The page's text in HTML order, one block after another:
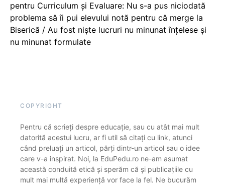
pentru Curriculum și Evaluare: Nu s-a pus niciodată
problema să îi pui elevului notă pentru că merge la
Biserică / Au fost niște lucruri nu minunat înțelese și
nu minunat formulate
COPYRIGHT
Pentru că scrieți despre educație, sau cu atât mai mult
datorită acestui lucru, ar fi util să citați cu link, atunci
când preluați un articol, părți dintr-un articol sau o idee
care v-a inspirat. Noi, la EduPedu.ro ne-am asumat
această conduită etică și sperăm că și publicațiile cu
mult mai multă experiență vor face la fel. Ne bucurăm